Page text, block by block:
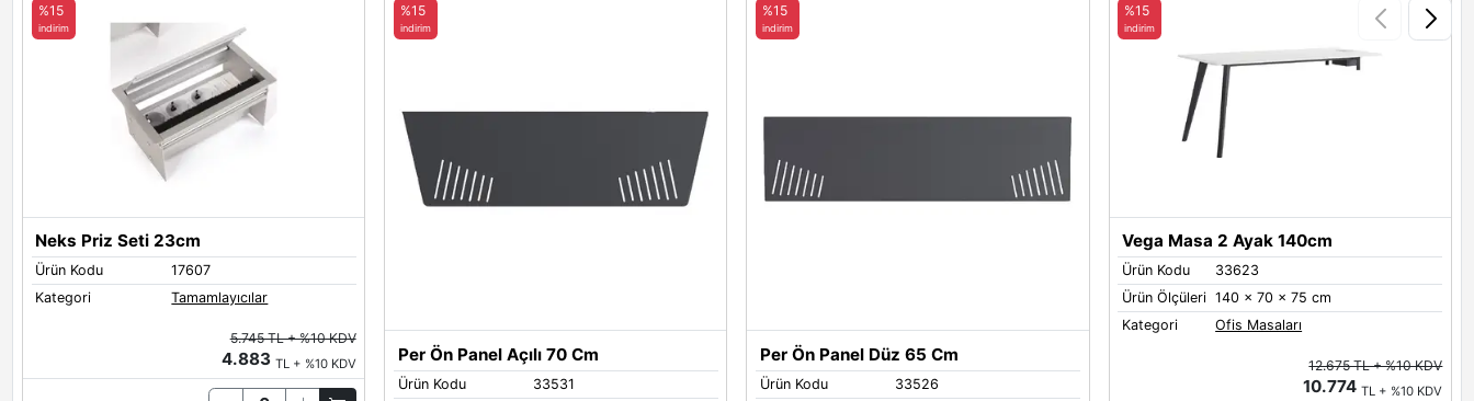
White
Brown Red Salmon Orange
Neks Priz Seti 23cm
Ürün Kodu
17607
Kategori
Tamamlayıcılar
%15
indirim
5.745 TL + %10 KDV
4.883 TL + %10 KDV Per Ön Panel Açılı 70 Cm
Ürün Kodu
33531
%15
indirim
Per Ön Panel Düz 65 Cm
Ürün Kodu
33526
%15
indirim
Vega Masa 2 Ayak 140cm
Ürün Kodu
33623
Ürün Ölçüleri 140 x 70 x 75 cm
Kategori
Ofis Masaları
%15
indirim
12.675 TL + %10 KDV
10.774TL + %10 KDV